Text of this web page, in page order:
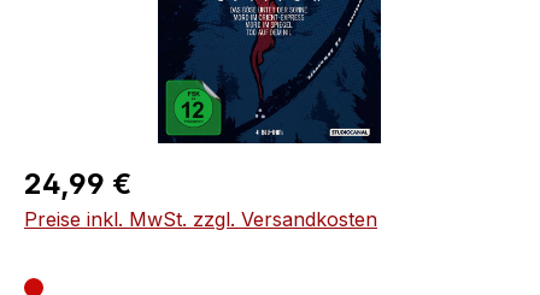
Regulärer Preis:
24,99 €
Preise inkl. MwSt. zzgl. Versandkosten